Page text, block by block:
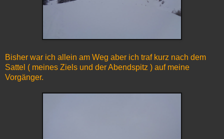
Bisher war ich allein am Weg aber ich traf kurz nach dem
Sattel ( meines Ziels und der Abendspitz ) auf meine
Vorgänger.